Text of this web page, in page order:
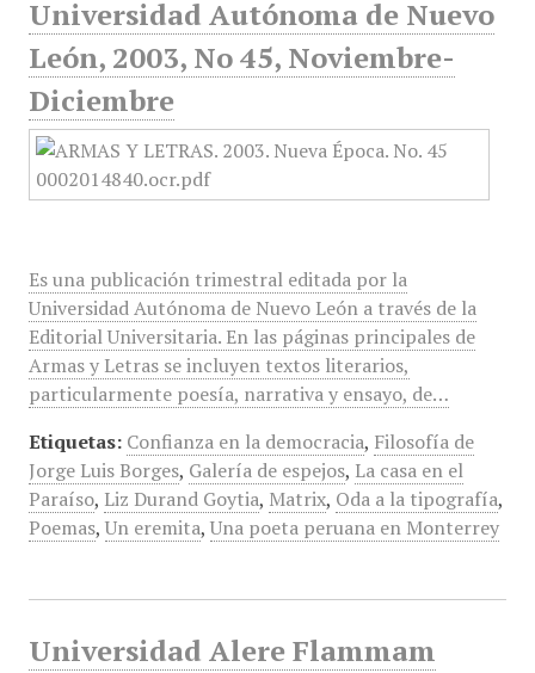
Universidad Autónoma de Nuevo
León, 2003, No 45, Noviembre-
Diciembre
Es una publicación trimestral editada por la
Universidad Autónoma de Nuevo León a través de la
Editorial Universitaria. En las páginas principales de
Armas y Letras se incluyen textos literarios,
particularmente poesía, narrativa y ensayo, de…
Etiquetas: Confianza en la democracia, Filosofía de
Jorge Luis Borges, Galería de espejos, La casa en el
Paraíso, Liz Durand Goytia, Matrix, Oda a la tipografía,
Poemas, Un eremita, Una poeta peruana en Monterrey
Universidad Alere Flammam